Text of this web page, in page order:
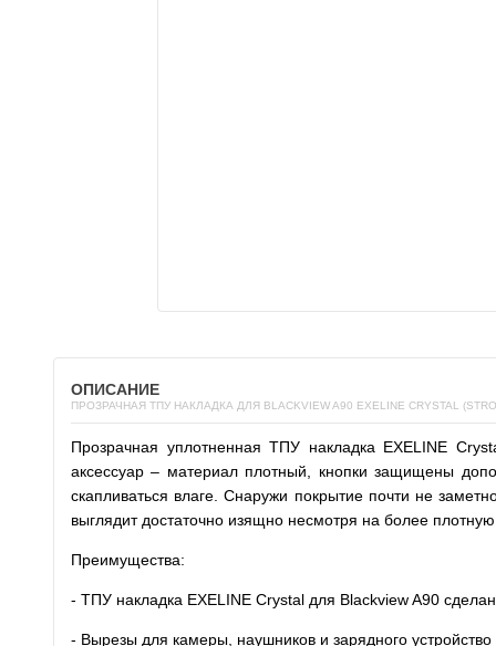
ОПИСАНИЕ
ПРОЗРАЧНАЯ ТПУ НАКЛАДКА ДЛЯ BLACKVIEW A90 EXELINE CRYSTAL
Прозрачная уплотненнаяТПУ накладка EXELINE
аксессуар – материал плотный, кнопки защищены
скапливаться влаге. Снаружи покрытие почти не
выглядит достаточно изящно несмотря на более
Преимущества:
- ТПУ накладка EXELINE Crystal для Blackview A90
- Вырезы для камеры, наушников и зарядного